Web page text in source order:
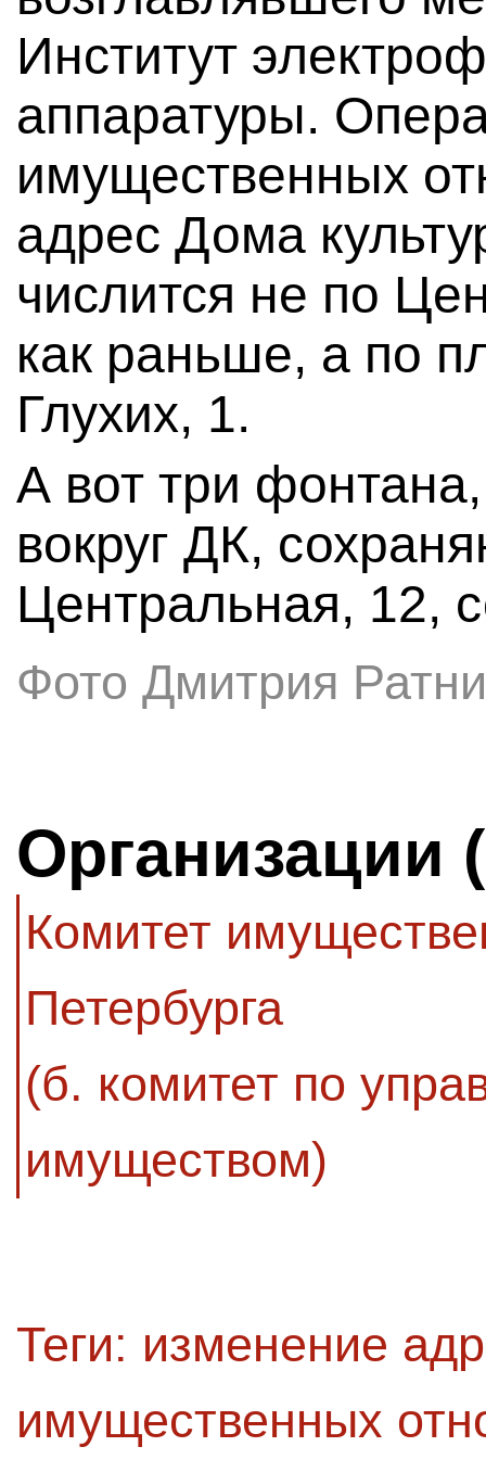
Институт
аппаратуры.
имущественных
адрес Дома
числится не по
как раньше, а по
Глухих, 1.
А вот три
вокруг ДК,
Центральная, 12,
Фото Дмитрия
Организации
Комитет
Петербурга
(б. комитет по
имуществом)
Теги: изменение
имущественных